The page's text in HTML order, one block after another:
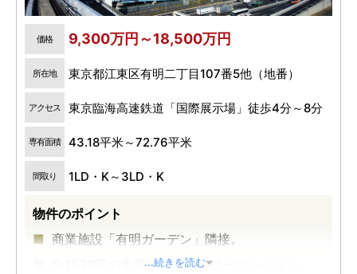
価格 9,300万円～18,500万円
所在地 東京都江東区有明二丁目107番5他（地番）
アクセス 東京臨海高速鉄道「国際展示場」徒歩4分～8分
専有面積 43.18平米～72.76平米
間取り 1LD・K～3LD・K
物件のポイント
商業施設「有明ガーデン」隣接。
全1539邸の免震トリプルタワーマンション。
...続きを読む